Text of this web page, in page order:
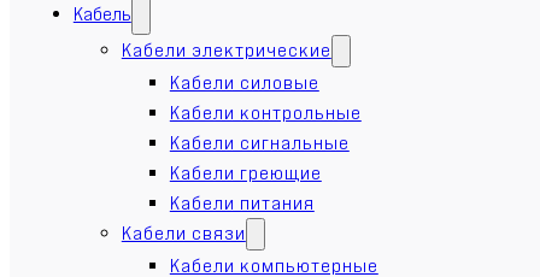
Кабель
Кабели электрические
Кабели силовые
Кабели контрольные
Кабели сигнальные
Кабели греющие
Кабели питания
Кабели связи
Кабели компьютерные